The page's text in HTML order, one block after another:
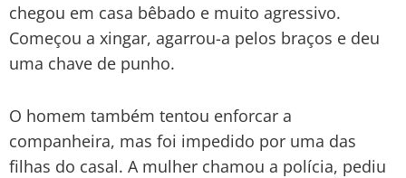
chegou em casa bêbado e muito agressivo.
Começou a xingar, agarrou-a pelos braços e deu
uma chave de punho.
O homem também tentou enforcar a
companheira, mas foi impedido por uma das
filhas do casal. A mulher chamou a polícia, pediu